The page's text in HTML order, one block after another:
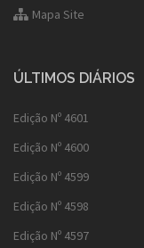
Mapa Site
ÚLTIMOS DIÁRIOS
Edição Nº 4601
Edição Nº 4600
Edição Nº 4599
Edição Nº 4598
Edição Nº 4597